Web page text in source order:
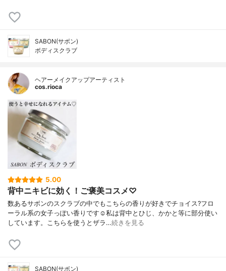
SABON(サボン)
ボディスクラブ
ヘアーメイクアップアーティスト
cos.rioca
5.00
背中ニキビに効く！ご褒美コスメ♡
数あるサボンのスクラブの中でもこちらの香りが好きでチョイス?フロ
ーラル系の女子っぽい香りです☺️私は背中とひじ、かかと等に部分使い
しています。こちらを使うとザラ…続きを見る
SABON(サボン)